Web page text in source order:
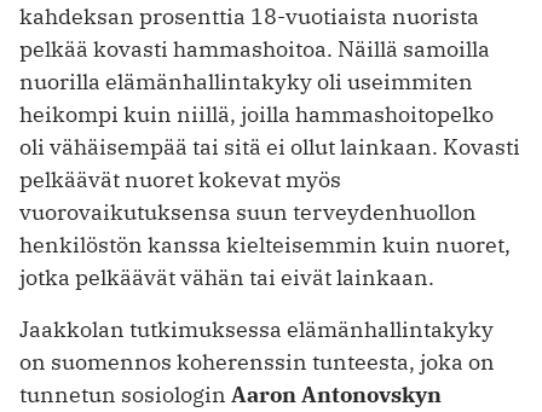
kahdeksan prosenttia 18-vuotiaista nuorista
pelkää kovasti hammashoitoa. Näillä samoilla
nuorilla elämänhallintakyky oli useimmiten
heikompi kuin niillä, joilla hammashoitopelko
oli vähäisempää tai sitä ei ollut lainkaan. Kovasti
pelkäävät nuoret kokevat myös
vuorovaikutuksensa suun terveydenhuollon
henkilöstön kanssa kielteisemmin kuin nuoret,
jotka pelkäävät vähän tai eivät lainkaan.
Jaakkolan tutkimuksessa elämänhallintakyky
on suomennos koherenssin tunteesta, joka on
tunnetun sosiologin Aaron Antonovskyn